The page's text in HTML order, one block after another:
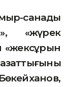
санаңды
«жүрек
азаттығының